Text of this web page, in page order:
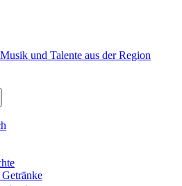
und Talente aus der Region